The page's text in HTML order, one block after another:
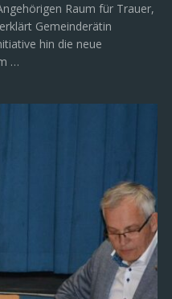
Raum für Trauer,
Gemeinderätin
hin die neue
…